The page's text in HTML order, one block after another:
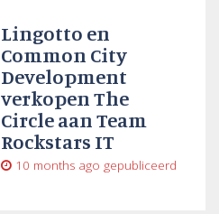
Lingotto en
Common City
Development
verkopen The
Circle aan Team
Rockstars IT
10 months ago gepubliceerd